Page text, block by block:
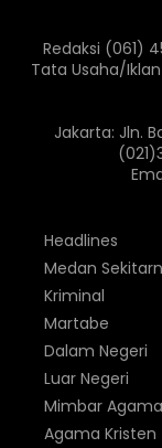
Redaksi (061)
Tata Usaha/
Jakarta: Jln.
Headlines
Medan
Kriminal
Martabe
Dalam Negeri
Luar Negeri
Mimbar
Agama Kristen